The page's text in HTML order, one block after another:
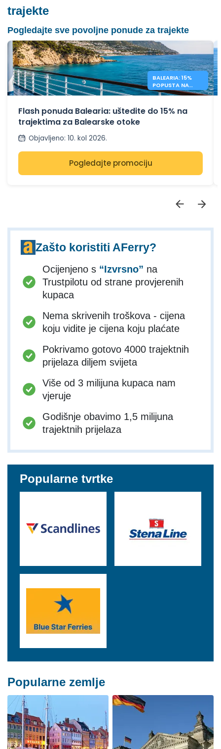
trajekte
Pogledajte sve povoljne ponude za trajekte
BALEARIA: 15%
POPUSTA NA
TRAJEKTE ZA
Flash ponuda Balearia: uštedite do 15% na
trajektima za Balearske otoke
Objavljeno: 10. kol 2026.
Pogledajte promociju
Zašto koristiti AFerry?
Ocijenjeno s “Izvrsno” na
Trustpilotu od strane provjerenih
kupaca
Nema skrivenih troškova - cijena
koju vidite je cijena koju plaćate
Pokrivamo gotovo 4000 trajektnih
prijelaza diljem svijeta
Više od 3 milijuna kupaca nam
vjeruje
Godišnje obavimo 1,5 milijuna
trajektnih prijelaza
Popularne tvrtke
Popularne zemlje